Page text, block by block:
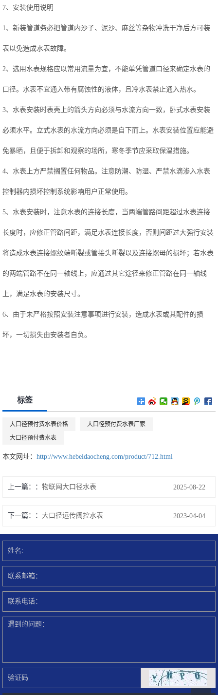
7、安装使用说明
1、新装管道务必把管道内沙子、泥沙、麻丝等杂物冲洗干净后方可装
表以免造成水表故障。
2、选用水表规格应以常用流量为宜，不能单凭管道口径来确定水表的
口径。水表不宜通入带有腐蚀性的液体，且冷水表禁止通入热水。
3、水表安装时表壳上的箭头方向必须与水流方向一致，卧式水表安装
必须水平。立式水表的水流方向必须是自下而上。水表安装位置应能避
免暴晒，且便于拆卸和观察的场所，寒冬季节应采取保温措施。
4、水表上方严禁搁置任何物品。注意防潮、防湿、严禁水滴渗入水表
控制器内损坏控制系统影响用户正常使用。
5、水表安装时，注意水表的连接长度，当两端管路间距超过水表连接
长度时，应修正管路间距，满足水表连接长度，否则间距过大强行安装
将造成水表连接螺纹端断裂或管接头断裂以及连接螺母的损坏；若水表
的两端管路不在同一轴线上，应通过其它途径来修正管路在同一轴线
上，满足水表的安装尺寸。
6、由于未严格按照安装注意事项进行安装，造成水表或其配件的损
坏，一切损失由安装者自负。
标签
大口径预付费水表价格
大口径预付费水表厂家
大口径预付费水表
本文网址： http://www.hebeidaocheng.com/product/712.html
上一篇： 物联网大口径水表 2025-08-22
下一篇： 大口径远传阀控水表 2023-04-04